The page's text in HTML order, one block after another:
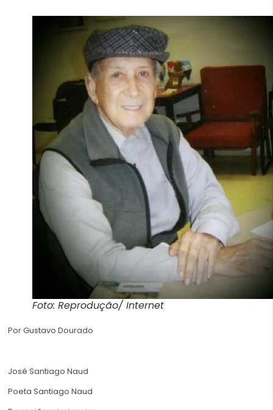
Foto: Reprodução/ Internet
Por Gustavo Dourado
José Santiago Naud
Poeta Santiago Naud